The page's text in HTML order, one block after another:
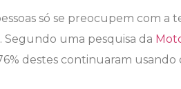
só se preocupem com a
uma pesquisa da
destes continuaram usando